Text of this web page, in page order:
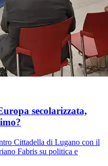
secolarizzata,
Cittadella di Lugano con il
Fabris su politica e